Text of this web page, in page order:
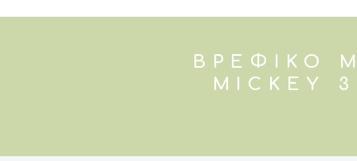
ΒΡΕΦΙΚΌ
MICKEY